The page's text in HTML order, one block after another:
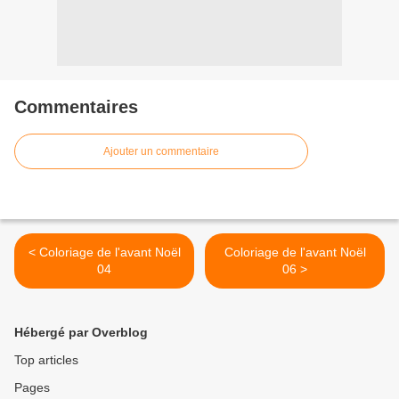
Commentaires
Ajouter un commentaire
< Coloriage de l'avant Noël
04
Coloriage de l'avant Noël
06 >
Hébergé par Overblog
Top articles
Pages